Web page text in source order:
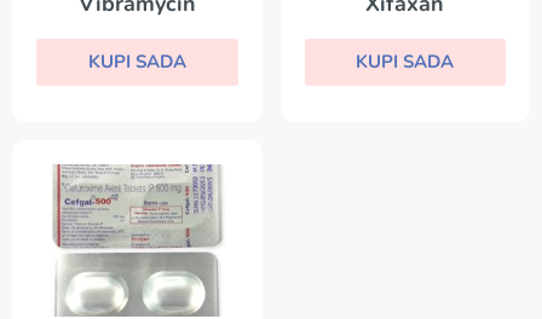
KUPI SADA KUPI SADA